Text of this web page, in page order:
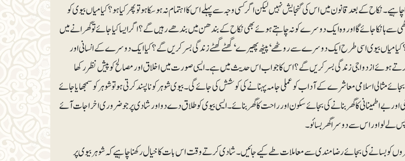
نکاح کے بعد قانون میں اس کی گنجایش نہیں لیکن اگر کسی وجہ سے پہلے اس کا اہتمام نہ ہو سکا ہو تو پھر کیا ہو؟ کیا میاں بیوی کو
سے ہانکا جائے گا اور وہ ایک دوسرے کو نہ چاہتے ہوئے بھی نکاح کے بندھن میں بندھے رہیں گے؟ اگر ایسا کیا جائے تو گھرانے میں
کیا میاں بیوی اسی طرح ایک دوسرے سے روٹھے‘ پیٹھ پھیرے‘ گھٹے گھٹے زندگی بسر کریں گے؟ کیا ایک دوسرے کے انسانی اور
کرتے ہوئے ازدواجی زندگی بسر کریں گے؟ اس کا جواب اس حدیث میں ہے۔ ایسی صورت میں اخلاق اور مصالح کو پیش نظر رکھا
مثالی اسلامی معاشرے کے آداب کو عملی جامہ پہنانے کی کوشش کی جائے گی۔بیوی شوہر کو ناپسند کرتی ہو تو شوہر کو سمجھایا جائے
اور بے اطمینانی کا گھر بنانے کی بجائے سکون اور راحت کا گھر بنائے۔ ایسی بیوی کو طلاق دے دو اور شادی پر جو ضروری اخراجات آئے
لے لو اور اس سے دوسرا گھر بسائو۔
کو بسانے کی بجائے رضامندی سے معاملات طے کیے جائیں۔ شادی کرتے وقت اس بات کا خیال رکھنا چاہیے کہ شوہر بیوی پر